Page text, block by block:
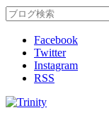
Facebook
Twitter
Instagram
RSS